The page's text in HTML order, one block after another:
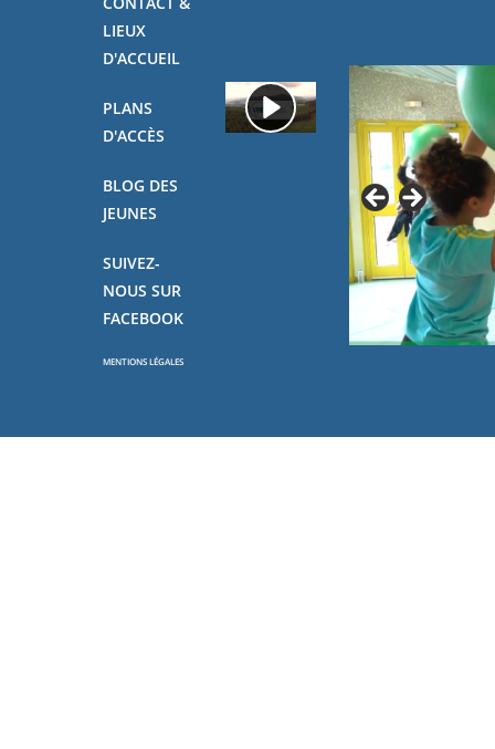
LIEUX
D'ACCUEIL
PLANS
D'ACCÈS
BLOG DES
JEUNES
SUIVEZ-
NOUS SUR
FACEBOOK
MENTIONS LÉGALES